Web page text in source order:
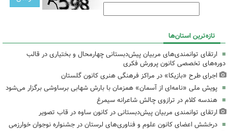
تازه‌ترین استان‌ها
ارتقای توانمندی‌های مربیان پیش‌دبستانی چهارمحال و بختیاری در قالب
دوره‌های تخصصی کانون پرورش فکری
اجرای طرح «بازیکا» در مراکز فرهنگی هنری کانون گلستان
پویش ملی «نامه‌ای از آسمان» همزمان با بارش شهابی برساوشی برگزار می‌شود
هندسه کلام در ترازوی چالش شاعرانه سیمرغ
ارتقای توانمندی مربیان پیش‌دبستانی در کانون ساوه در قاب تصویر
درخشش اعضای کانون علوم و فناوری‌های لرستان در جشنواره نوجوان خوارزمی